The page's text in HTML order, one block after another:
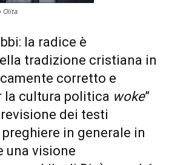
Olita
la radice è
tradizione cristiana in
corretto e
la cultura politica woke”
dei testi
in generale in
una visione